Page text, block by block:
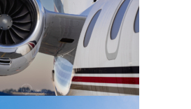
Toulon-Hyères (Var)